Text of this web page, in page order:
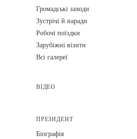
Громадські заходи
Зустрічі й наради
Робочі поїздки
Зарубіжні візити
Всі галереї
ВІДЕО
ПРЕЗИДЕНТ
Біографія